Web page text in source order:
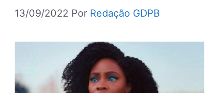
13/09/2022 Por Redação GDPB